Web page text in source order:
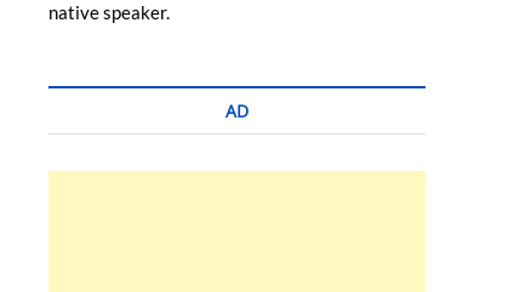
native speaker.
AD